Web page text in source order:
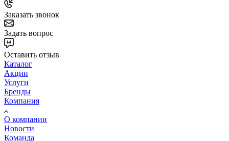
Заказать звонок
Задать вопрос
Оставить отзыв
Каталог
Акции
Услуги
Бренды
Компания
О компании
Новости
Команда